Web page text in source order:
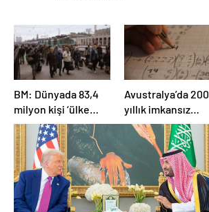
BM: Dünyada 83,4
milyon kişi ‘ülke
içinde yerinden
edilmiş’ olarak
yaşıyor
Avustralya’da 200
yıllık imkansız
matematik
problemi çözüldü